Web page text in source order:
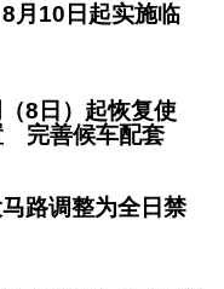
月10日起实施临
8日）起恢复使
完善候车配套
路调整为全日禁